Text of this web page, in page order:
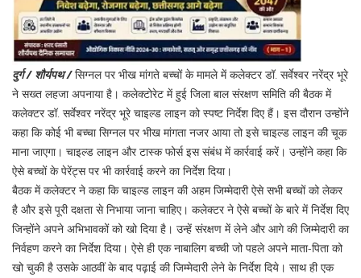
दुर्ग / शौर्यपथ /सिग्नल पर भीख मांगते बच्चों के मामले में कलेक्टर डॉ. सर्वेश्वर नरेंद्र भूरे
ने सख्त लहजा अपनाया है। कलेक्टोरेट में हुई जिला बाल संरक्षण समिति की बैठक में
कलेक्टर डॉ. सर्वेश्वर नरेंद्र भूरे चाइल्ड लाइन को स्पष्ट निर्देश दिए हैं। इस दौरान उन्होंने
कहा कि कोई भी बच्चा सिग्नल पर भीख मांगता नजर आया तो इसे चाइल्ड लाइन की चूक
माना जाएगा। चाइल्ड लाइन और टास्क फोर्स इस संबंध में कार्रवाई करें। उन्होंने कहा कि
ऐसे बच्चों के पेरेंट्स पर भी कार्रवाई करने का निर्देश दिया।
बैठक में कलेक्टर ने कहा कि चाइल्ड लाइन की अहम जिम्मेदारी ऐसे सभी बच्चों को लेकर
है और इसे पूरी दक्षता से निभाया जाना चाहिए। कलेक्टर ने ऐसे बच्चों के बारे में निर्देश दिए
जिन्होंने अपने अभिभावकों को खो दिया है। उन्हें संरक्षण में लेने और आगे की जिम्मेदारी का
निर्वहण करने का निर्देश दिया। ऐसे ही एक नाबालिग बच्ची जो पहले अपने माता-पिता को
खो चुकी है उसके आठवीं के बाद पढ़ाई की जिम्मेदारी लेने के निर्देश दिये। साथ ही एक